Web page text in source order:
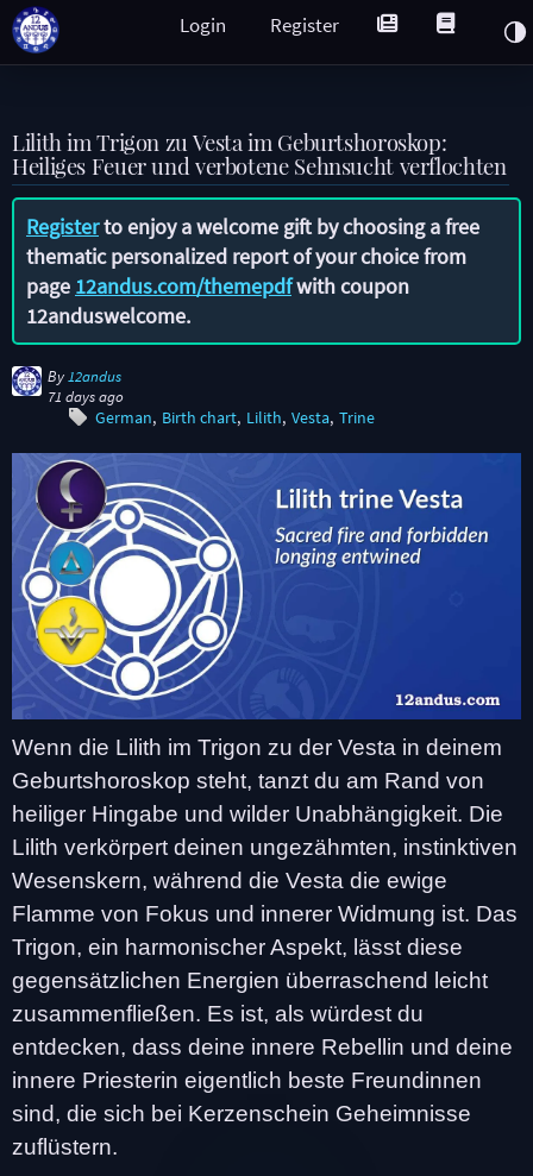
Register
Login
Lilith im Trigon zu Vesta im Geburtshoroskop:
Heiliges Feuer und verbotene Sehnsucht verflochten
Registerto enjoy a welcome gift by choosing a free
thematic personalized report of your choice from
page 12andus.com/themepdfwith coupon
12anduswelcome.
By 12andus
71 days ago
German Birth chart Lilith Vesta Trine
Wenn die Lilith im Trigon zu der Vesta in deinem
Geburtshoroskop steht, tanzt du am Rand von
heiliger Hingabe und wilder Unabhängigkeit. Die
Lilith verkörpert deinen ungezähmten, instinktiven
Wesenskern, während die Vesta die ewige
Flamme von Fokus und innerer Widmung ist. Das
Trigon, ein harmonischer Aspekt, lässt diese
gegensätzlichen Energien überraschend leicht
zusammenfließen. Es ist, als würdest du
entdecken, dass deine innere Rebellin und deine
innere Priesterin eigentlich beste Freundinnen
sind, die sich bei Kerzenschein Geheimnisse
zuflüstern.